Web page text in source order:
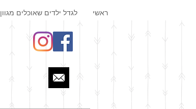
ראשי לגדל ילדים שאוכלים מגוון